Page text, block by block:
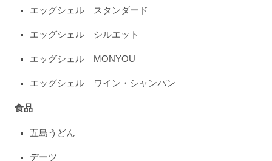
エッグシェル｜スタンダード
エッグシェル｜シルエット
エッグシェル｜MONYOU
エッグシェル｜ワイン・シャンパン
食品
五島うどん
デーツ